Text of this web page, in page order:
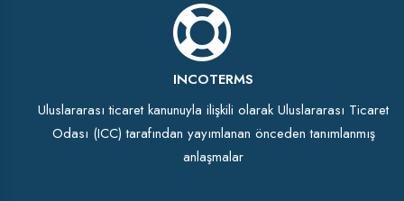
INCOTERMS
Uluslararası ticaret kanunuyla ilişkili olarak Uluslararası Ticaret
Odası (ICC) tarafından yayımlanan önceden tanımlanmış
anlaşmalar